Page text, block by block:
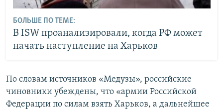
БОЛЬШЕ ПО ТЕМЕ:
В ISW проанализировали, когда РФ может
начать наступление на Харьков
По словам источников «Медузы», российские
чиновники убеждены, что «армии Российской
Федерации по силам взять Харьков, а дальнейшее